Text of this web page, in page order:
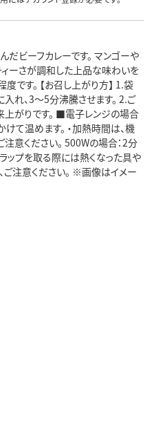
だビーフカレーです。 マンゴーや
ィーさが調和した上品な味わいを
です。 【お召し上がり方】 1.袋
れ、3～5分沸騰させます。 2.ご
がりです。 ■電子レンジの場合
て温めます。 ・加熱時間は、機
注意ください。 500Wの場合：2分
プを取る際には熱くなった具や
ご注意ください。 ※画像はイメー